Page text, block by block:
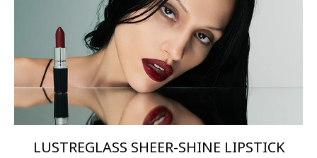
LUSTREGLASS SHEER-SHINE LIPSTICK